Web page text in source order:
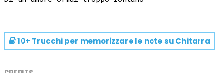
10+ Trucchi per memorizzare le note su Chitarra